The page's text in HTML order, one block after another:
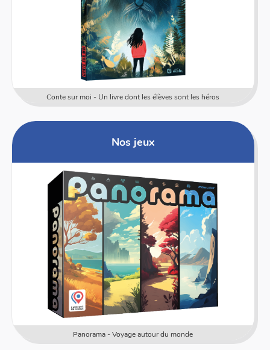
Conte sur moi - Un livre dont les élèves sont les héros
Nos jeux
Numericards - Mesure